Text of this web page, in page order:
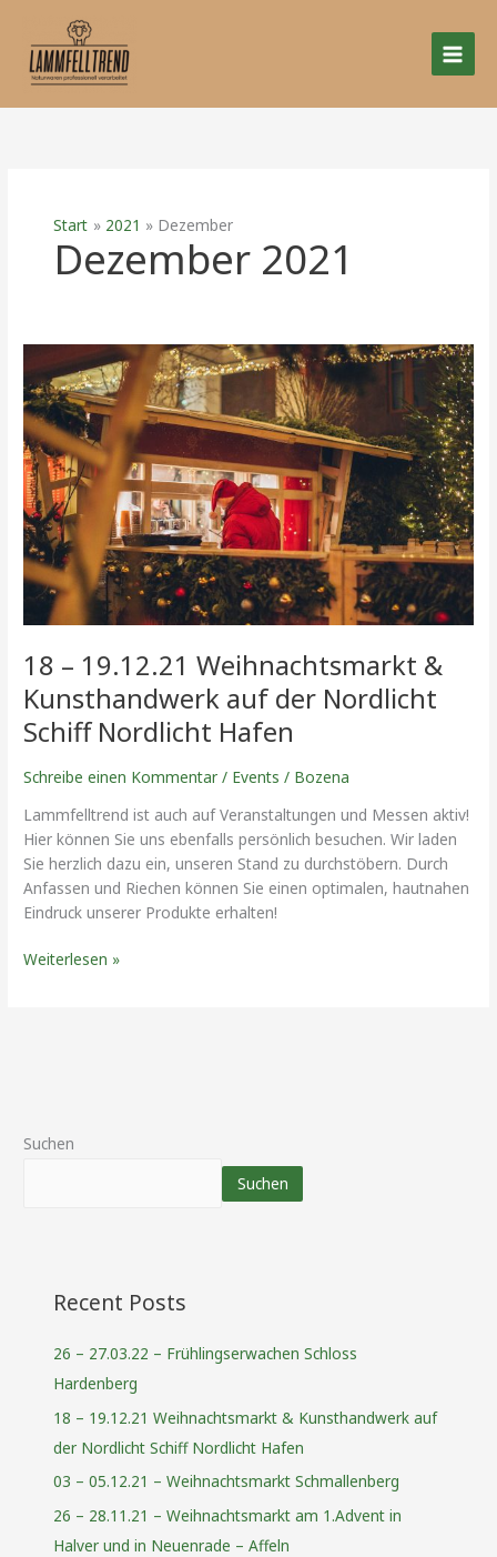
springen
Start 2021 Dezember
Dezember 2021
18 – 19.12.21 Weihnachtsmarkt &
Kunsthandwerk auf der Nordlicht
Schiff Nordlicht Hafen
Schreibe einen Kommentar / Events / Bozena
Lammfelltrend ist auch auf Veranstaltungen und Messen aktiv!
Hier können Sie uns ebenfalls persönlich besuchen. Wir laden
Sie herzlich dazu ein, unseren Stand zu durchstöbern. Durch
Anfassen und Riechen können Sie einen optimalen, hautnahen
Eindruck unserer Produkte erhalten!
18
–
19.12.21
Weihnachtsmarkt
&
Kunsthandwerk
auf
der
Nordlicht
Schiff
Nordlicht
Hafen
Weiterlesen »
Suchen
Suchen
Recent Posts
26 – 27.03.22 – Frühlingserwachen Schloss
Hardenberg
18 – 19.12.21 Weihnachtsmarkt & Kunsthandwerk auf
der Nordlicht Schiff Nordlicht Hafen
03 – 05.12.21 – Weihnachtsmarkt Schmallenberg
26 – 28.11.21 – Weihnachtsmarkt am 1.Advent in
Halver und in Neuenrade – Affeln